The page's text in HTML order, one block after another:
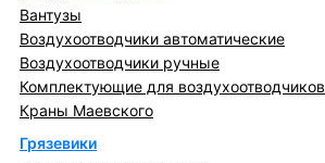
Вантузы
Воздухоотводчики автоматические
Воздухоотводчики ручные
Комплектующие для воздухоотводчиков
Краны Маевского
Грязевики